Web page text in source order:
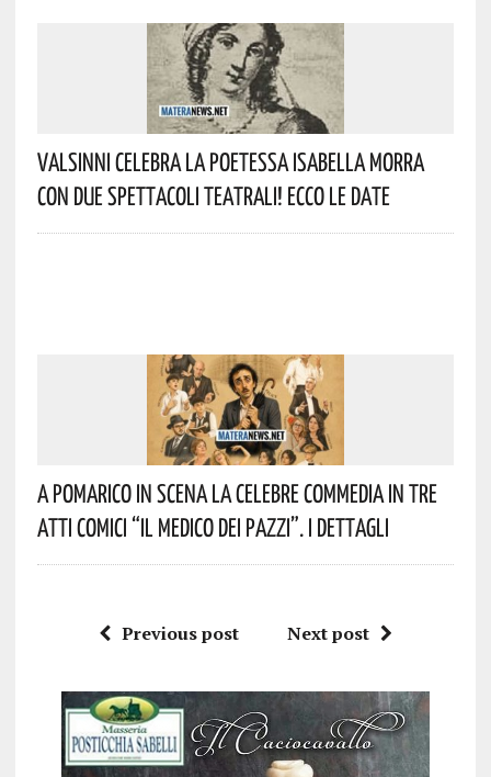
Valsinni Celebra La Poetessa Isabella Morra
Con Due Spettacoli Teatrali! Ecco Le Date
A Pomarico In Scena La Celebre Commedia In Tre
Atti Comici “Il Medico Dei Pazzi”. I Dettagli
Previous post Next post